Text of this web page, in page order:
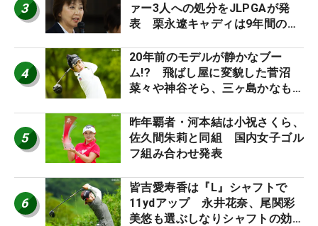
3
ァー3人への処分をJLPGAが発
表 栗永遼キャディは9年間の立
4
20年前のモデルが静かなブー
ム!? 飛ばし屋に変貌した菅沼
菜々や神谷そら、三ヶ島かなも使
ロたちの“飛ばしギア”】
5
昨年覇者・河本結は小祝さくら、
佐久間朱莉と同組 国内女子ゴル
フ組み合わせ発表
6
皆吉愛寿香は『L』シャフトで
11ydアップ 永井花奈、尾関彩
美悠も選ぶしなりシャフトの効果